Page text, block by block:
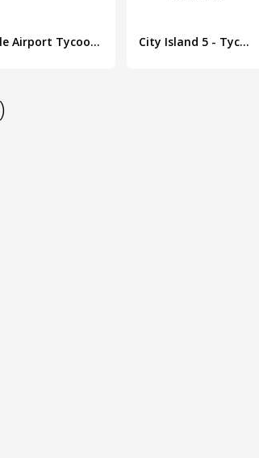
Idle Airport Tycoon - Игра Аэропорт City Island 5 - Tycoon Building Offline Sim Game